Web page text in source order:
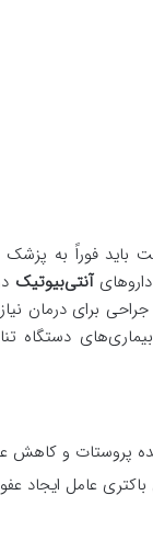
باید فوراً به پزشک
آنتی‌بیوتیک
برای درمان
دستگاه
پروستات و کاهش
عامل ایجاد